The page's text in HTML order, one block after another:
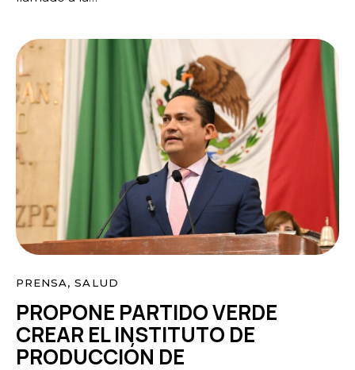
PRENSA,SALUD
PROPONE PARTIDO VERDE
CREAR EL INSTITUTO DE
PRODUCCIÓN DE